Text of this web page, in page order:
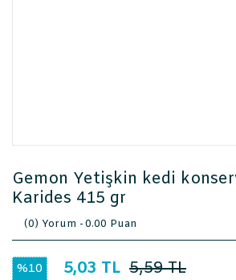
Gemon Yetişkin kedi
Karides 415 gr
(0) Yorum -0.00 Puan
%10 5,03 TL 5,59 TL